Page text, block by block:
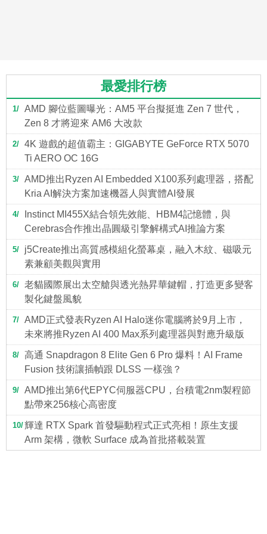
最愛排行榜
1
AMD 腳位藍圖曝光：AM5 平台擬挺進 Zen 7 世代，
Zen 8 才將迎來 AM6 大改款
2
4K 遊戲的超值霸主：GIGABYTE GeForce RTX 5070
Ti AERO OC 16G
3
AMD推出Ryzen AI Embedded X100系列處理器，搭配
Kria AI解決方案加速機器人與實體AI發展
4
Instinct MI455X結合領先效能、HBM4記憶體，與
Cerebras合作推出晶圓級引擎解構式AI推論方案
5
j5Create推出高質感模組化螢幕桌，融入木紋、磁吸元
素兼顧美觀與實用
6
老貓國際展出太空艙與透光熱昇華鍵帽，打造更多變客
製化鍵盤風貌
7
AMD正式發表Ryzen AI Halo迷你電腦將於9月上市，
未來將推Ryzen AI 400 Max系列處理器與對應升級版
8
高通 Snapdragon 8 Elite Gen 6 Pro 爆料！AI Frame
Fusion 技術讓插幀跟 DLSS 一樣強？
9
AMD推出第6代EPYC伺服器CPU，台積電2nm製程節
點帶來256核心高密度
10 輝達 RTX Spark 首發驅動程式正式亮相！原生支援
Arm 架構，微軟 Surface 成為首批搭載裝置